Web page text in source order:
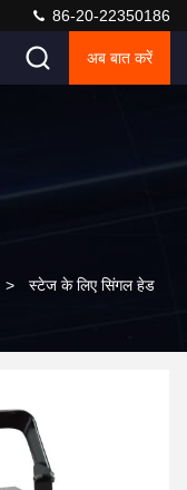
86-20-22350186
अब बात करें
> स्टेज के लिए सिंगल हेड